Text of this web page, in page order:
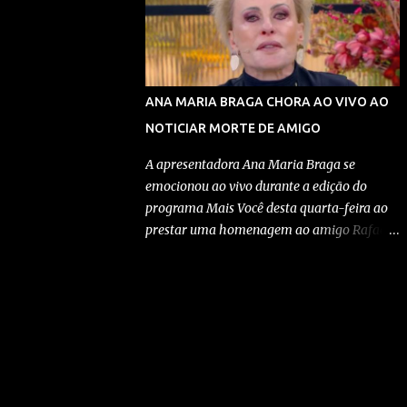
momento de preocupação...
ação policial e a comunicação oficial do caso
à Polícia Civil. Confira detalhes no vídeo:
Adriano Fernandes dos Santos, de 37 anos,
estava sozinho em um Astra prata quando
foi abordado por duas viaturas da Rota, que
volta das 17h25. Segundo os registros, a
ocorrência só foi comunicada à Polícia Civil
às 21h54, aproximadamente quatro horas e
meia depois da abordagem. De acordo com
a versão apresentada pelos policiais,
ANA MARIA BRAGA CHORA AO VIVO AO
NOTICIAR MORTE DE AMIGO
A apresentadora Ana Maria Braga se
emocionou ao vivo durante a edição do
programa Mais Você desta quarta-feira ao
prestar uma homenagem ao amigo Rafael